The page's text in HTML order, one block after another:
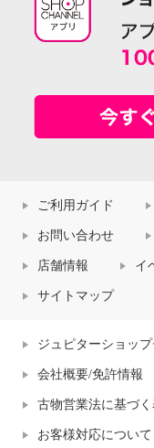
ご利用ガイド
お問い合わせ
店舗情報 イ
サイトマップ
ジュピターショッ
会社概要/免許情報
古物営業法に基づ
お客様対応について